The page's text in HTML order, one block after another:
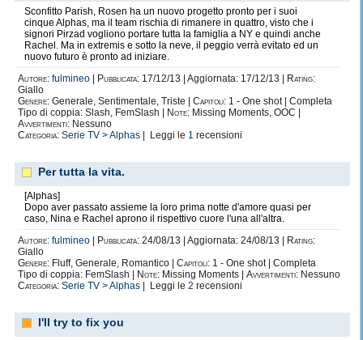
Sconfitto Parish, Rosen ha un nuovo progetto pronto per i suoi
cinque Alphas, ma il team rischia di rimanere in quattro, visto che i
signori Pirzad vogliono portare tutta la famiglia a NY e quindi anche
Rachel. Ma in extremis e sotto la neve, il peggio verrà evitato ed un
nuovo futuro è pronto ad iniziare.
Autore: fulmineo Pubblicata: 17/12/13 | Aggiornata: 17/12/13 |
Rating:
Giallo
Genere: Generale, Sentimentale, Triste | Capitoli: 1 - One shot | Completa
Tipo di coppia: Slash, FemSlash |
Note: Missing Moments, OOC |
Avvertimenti: Nessuno
Categoria: Serie TV >Alphas | Leggi le 1 recensioni
Per tutta la vita.
[Alphas]
Dopo aver passato assieme la loro prima notte d'amore quasi per
caso, Nina e Rachel aprono il rispettivo cuore l'una all'altra.
Autore: fulmineo Pubblicata: 24/08/13 | Aggiornata: 24/08/13 |
Rating:
Giallo
Genere: Fluff, Generale, Romantico | Capitoli: 1 - One shot | Completa
Tipo di coppia: FemSlash |
Note: Missing Moments | Avvertimenti: Nessuno
Categoria: Serie TV >Alphas | Leggi le 2 recensioni
I'll try to fix you